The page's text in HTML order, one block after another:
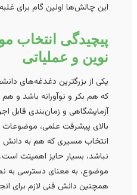
این چالش‌ها اولین گام برای غلبه بر
پیچیدگی انتخاب
نوین و عملیاتی
یکی از بزرگترین دغدغه‌های
که هم بکر و نوآورانه باشد و هم از
آزمایشگاهی و زمان‌بندی قابل اجرا.
بالای پیشرفت علمی، موضوعات به
انتخاب مسیری که هم به دانش
نباشد، بسیار حایز اهمیتت است.
موضوع، به معنای دسترسی به
همچنین دانش فنی لازم برای انجام